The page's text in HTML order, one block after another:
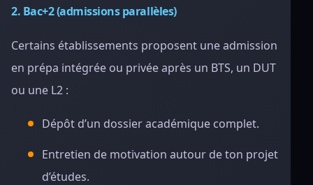
2. Bac+2 (admissions parallèles)
Certains établissements proposent une admission
en prépa intégrée ou privée après un BTS, un DUT
ou une L2 :
Dépôt d’un dossier académique complet.
Entretien de motivation autour de ton projet
d’études.